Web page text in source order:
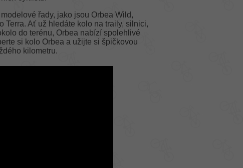
řady, jako jsou Orbea Wild,
Terra. Ať už hledáte kolo na traily, silnici,
do terénu, Orbea nabízí spolehlivé
si kolo Orbea a užijte si špičkovou
kilometru.